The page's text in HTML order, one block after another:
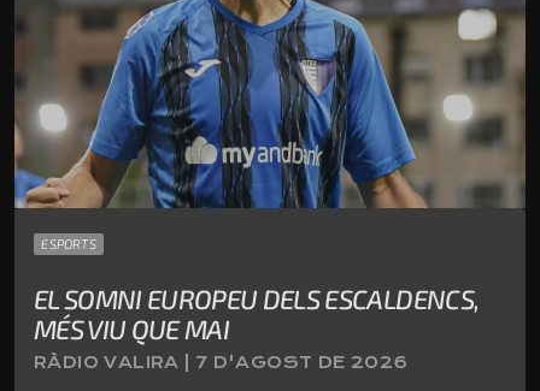
ESPORTS
EL SOMNI EUROPEU DELS ESCALDENCS,
MÉS VIU QUE MAI
RÀDIO VALIRA | 7 D'AGOST DE 2026